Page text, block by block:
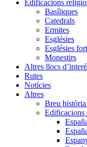
Edificacions
Basíliques
Catedrals
Ermites
Esglésies
Esglésies
Monestirs
Altres llocs
Rutes
Notícies
Altres
Breu
Edificacions